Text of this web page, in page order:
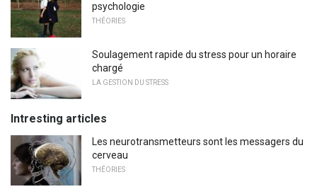
psychologie
THÉORIES
Soulagement rapide du stress pour un horaire
chargé
LA GESTION DU STRESS
Intresting articles
Les neurotransmetteurs sont les messagers du
cerveau
THÉORIES